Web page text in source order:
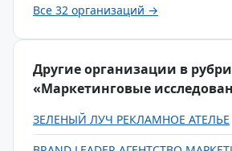
Все 32 организаций →
Другие организации в
«Маркетинговые
ЗЕЛЕНЫЙ ЛУЧ РЕКЛАМНОЕ АТЕЛЬЕ